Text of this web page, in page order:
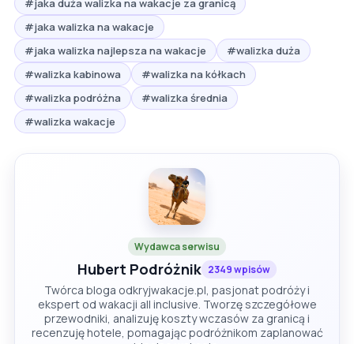
#jaka duża walizka na wakacje za granicą
#jaka walizka na wakacje
#jaka walizka najlepsza na wakacje
#walizka duża
#walizka kabinowa
#walizka na kółkach
#walizka podróżna
#walizka średnia
#walizka wakacje
Wydawca serwisu
Hubert Podróżnik 2349 wpisów
Twórca bloga odkryjwakacje.pl, pasjonat podróży i
ekspert od wakacji all inclusive. Tworzę szczegółowe
przewodniki, analizuję koszty wczasów za granicą i
recenzuję hotele, pomagając podróżnikom zaplanować